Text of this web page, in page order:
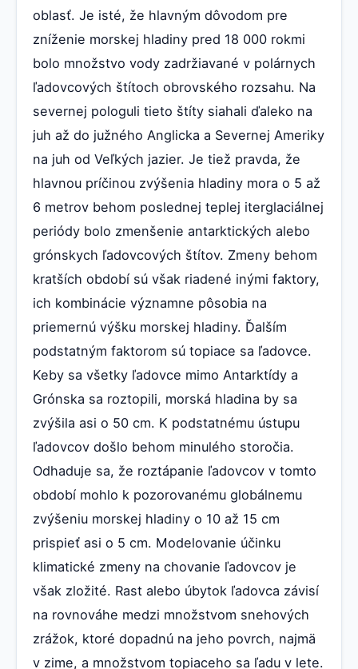
oblasť. Je isté, že hlavným dôvodom pre
zníženie morskej hladiny pred 18 000 rokmi
bolo množstvo vody zadržiavané v polárnych
ľadovcových štítoch obrovského rozsahu. Na
severnej pologuli tieto štíty siahali ďaleko na
juh až do južného Anglicka a Severnej Ameriky
na juh od Veľkých jazier. Je tiež pravda, že
hlavnou príčinou zvýšenia hladiny mora o 5 až
6 metrov behom poslednej teplej iterglaciálnej
periódy bolo zmenšenie antarktických alebo
grónskych ľadovcových štítov. Zmeny behom
kratších období sú však riadené inými faktory,
ich kombinácie významne pôsobia na
priemernú výšku morskej hladiny. Ďalším
podstatným faktorom sú topiace sa ľadovce.
Keby sa všetky ľadovce mimo Antarktídy a
Grónska sa roztopili, morská hladina by sa
zvýšila asi o 50 cm. K podstatnému ústupu
ľadovcov došlo behom minulého storočia.
Odhaduje sa, že roztápanie ľadovcov v tomto
období mohlo k pozorovanému globálnemu
zvýšeniu morskej hladiny o 10 až 15 cm
prispieť asi o 5 cm. Modelovanie účinku
klimatické zmeny na chovanie ľadovcov je
však zložité. Rast alebo úbytok ľadovca závisí
na rovnováhe medzi množstvom snehových
zrážok, ktoré dopadnú na jeho povrch, najmä
v zime, a množstvom topiaceho sa ľadu v lete.